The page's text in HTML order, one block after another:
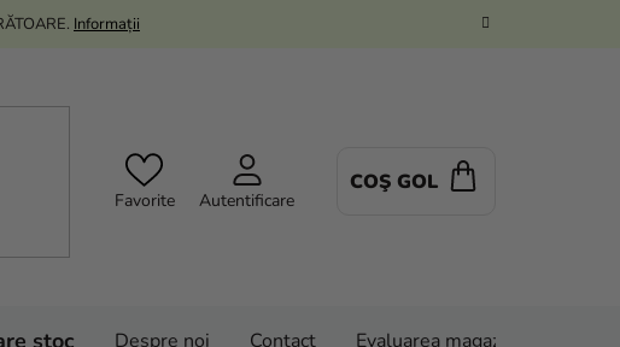
Informații
Favorite Autentificare
COŞ GOL
stoc Despre noi Contact Evaluarea magazinului